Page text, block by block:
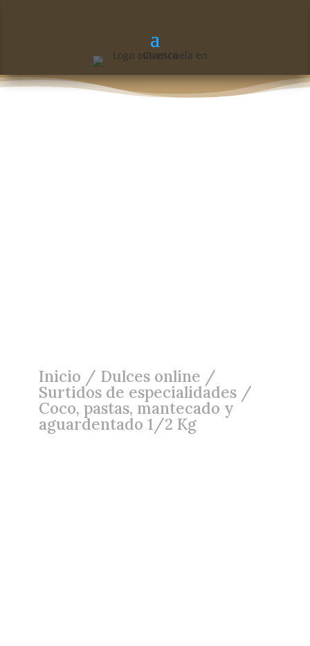
Inicio / Dulces online /
Surtidos de especialidades /
Coco, pastas, mantecado y
aguardentado 1/2 Kg